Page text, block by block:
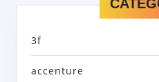
3f
accenture